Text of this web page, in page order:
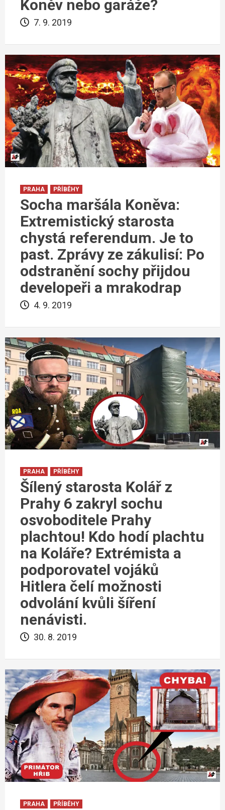
Koněv nebo garáže?
7. 9. 2019
PRAHA PŘÍBĚHY
Socha maršála Koněva:
Extremistický starosta
chystá referendum. Je to
past. Zprávy ze zákulisí: Po
odstranění sochy přijdou
developeři a mrakodrap
4. 9. 2019
PRAHA PŘÍBĚHY
Šílený starosta Kolář z
Prahy 6 zakryl sochu
osvoboditele Prahy
plachtou! Kdo hodí plachtu
na Koláře? Extrémista a
podporovatel vojáků
Hitlera čelí možnosti
odvolání kvůli šíření
nenávisti.
30. 8. 2019
PRAHA PŘÍBĚHY